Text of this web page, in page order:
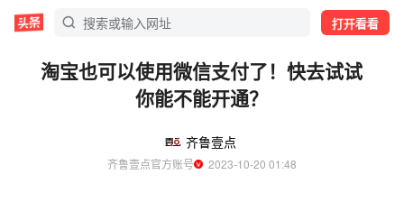
打开看看
淘宝也可以使用微信支付了！快去试试
你能不能开通？
齐鲁壹点
齐鲁壹点官方账号
  2023-10-20 01:48